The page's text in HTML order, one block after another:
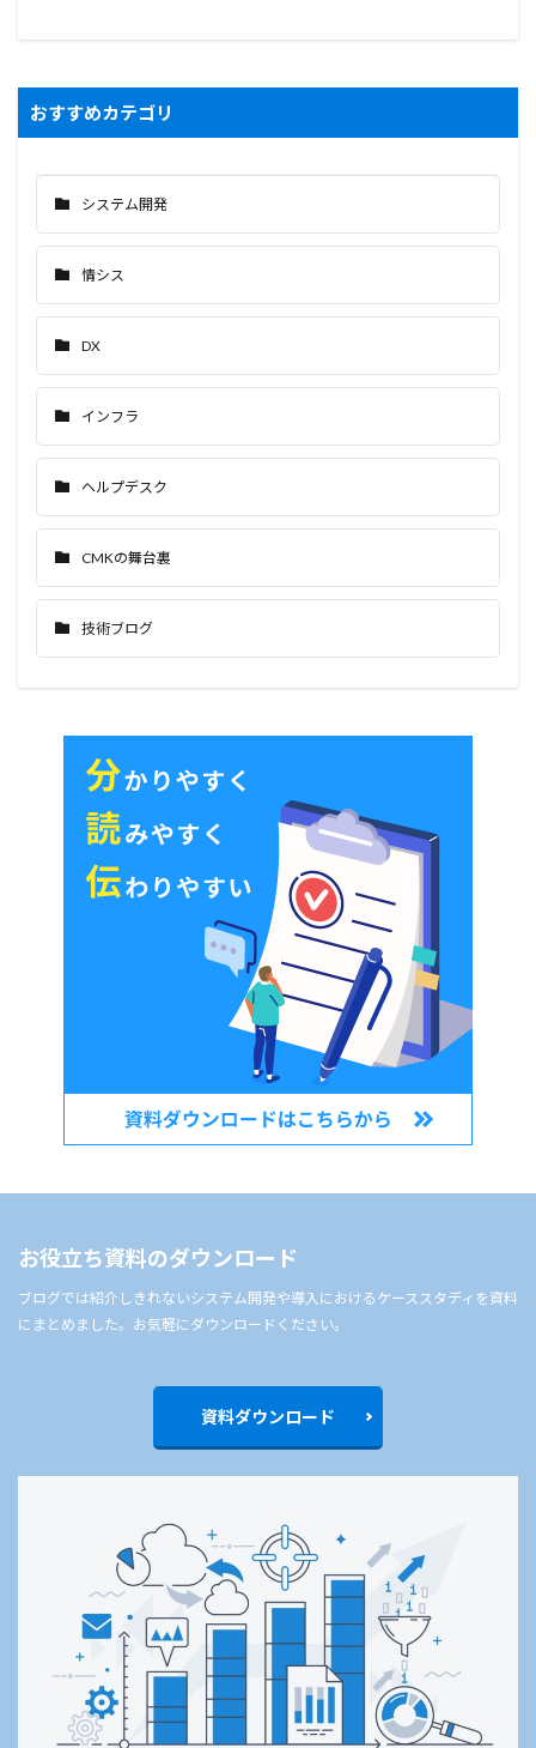
おすすめカテゴリ
システム開発
情シス
DX
インフラ
ヘルプデスク
CMKの舞台裏
技術ブログ
お役立ち資料のダウンロード
ブログでは紹介しきれないシステム開発や導入におけるケーススタディを資料
にまとめました。お気軽にダウンロードください。
資料ダウンロード